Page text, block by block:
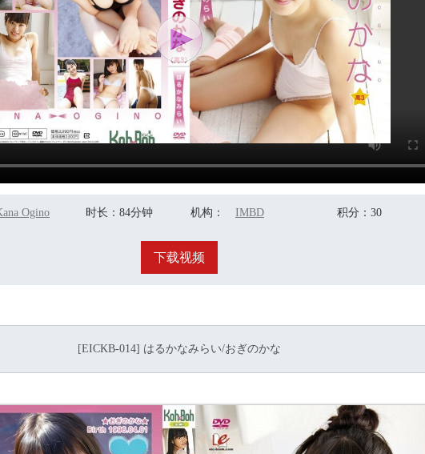
Ogino 时长 ：84分钟 机构 ： IMBD 积分 ：30
下载视频
[EICKB-014] はるかなみらい/おぎのかな